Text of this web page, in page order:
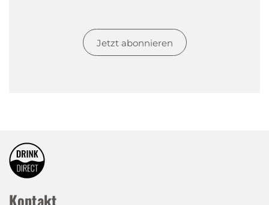
Jetzt abonnieren
Kontakt